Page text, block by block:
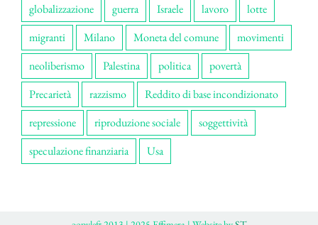
globalizzazione
guerra Israele lavoro
lotte
migranti
Milano Moneta del comune
movimenti
neoliberismo
Palestina politica
povertà
Precarietà
razzismo
Reddito di base incondizionato
repressione
riproduzione sociale
soggettività
speculazione finanziaria
Usa